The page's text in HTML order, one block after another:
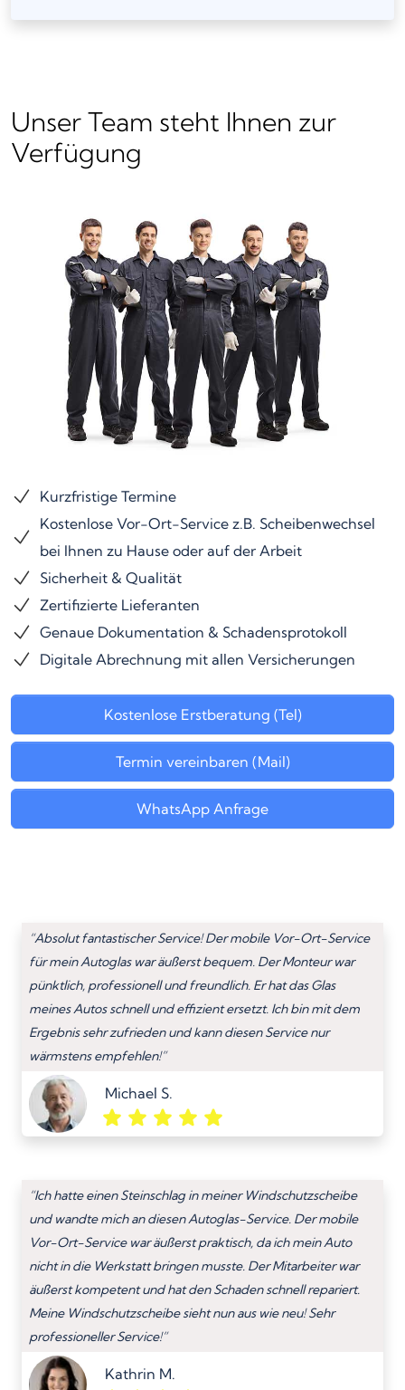
Unser Team steht Ihnen zur
Verfügung
Kurzfristige Termine
Kostenlose Vor-Ort-Service z.B. Scheibenwechsel
bei Ihnen zu Hause oder auf der Arbeit
Sicherheit & Qualität
Zertifizierte Lieferanten
Genaue Dokumentation & Schadensprotokoll
Digitale Abrechnung mit allen Versicherungen
Kostenlose Erstberatung (Tel)
Termin vereinbaren (Mail)
WhatsApp Anfrage
“Absolut fantastischer Service! Der mobile Vor-Ort-Service
für mein Autoglas war äußerst bequem. Der Monteur war
pünktlich, professionell und freundlich. Er hat das Glas
meines Autos schnell und effizient ersetzt. Ich bin mit dem
Ergebnis sehr zufrieden und kann diesen Service nur
wärmstens empfehlen!”
Michael S.
“Ich hatte einen Steinschlag in meiner Windschutzscheibe
und wandte mich an diesen Autoglas-Service. Der mobile
Vor-Ort-Service war äußerst praktisch, da ich mein Auto
nicht in die Werkstatt bringen musste. Der Mitarbeiter war
äußerst kompetent und hat den Schaden schnell repariert.
Meine Windschutzscheibe sieht nun aus wie neu! Sehr
professioneller Service!”
Kathrin M.